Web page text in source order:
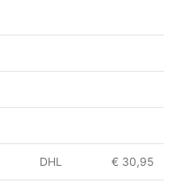
DHL € 30,95